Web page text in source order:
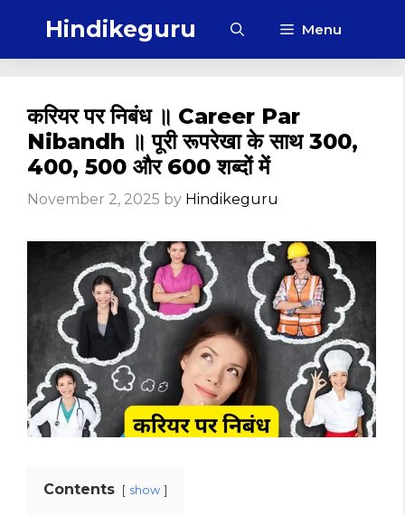
Hindikeguru Menu
करियर पर निबंध ॥ Career Par
Nibandh ॥ पूरी रूपरेखा के साथ 300,
400, 500 और 600 शब्दों में
November 2, 2025 by Hindikeguru
Contents show